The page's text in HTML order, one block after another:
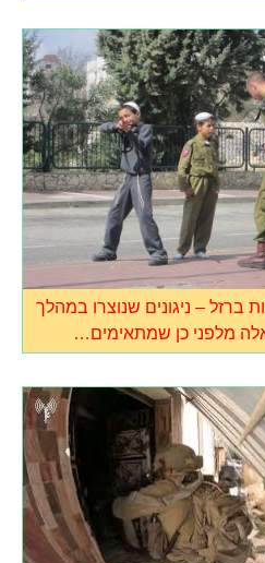
ברזל – ניגונים שנוצרו במהלך
מלפני כן שמתאימים…